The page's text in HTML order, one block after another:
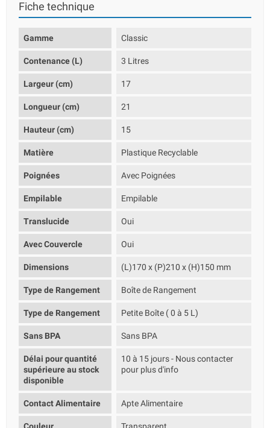
Fiche technique
Gamme Classic
Contenance (L) 3 Litres
Largeur (cm) 17
Longueur (cm) 21
Hauteur (cm) 15
Matière Plastique Recyclable
Poignées Avec Poignées
Empilable Empilable
Translucide Oui
Avec Couvercle Oui
Dimensions (L)170 x (P)210 x (H)150 mm
Type de Rangement Boîte de Rangement
Type de Rangement Petite Boîte ( 0 à 5 L)
Sans BPA Sans BPA
Délai pour quantité
supérieure au stock
disponible
10 à 15 jours - Nous contacter
pour plus d'info
Contact Alimentaire Apte Alimentaire